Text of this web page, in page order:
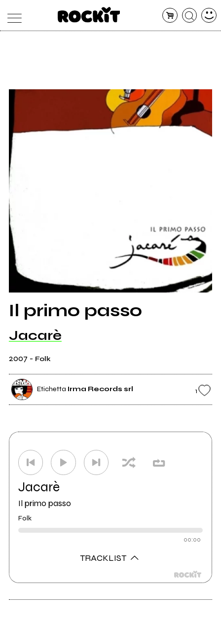
ARTISTI
CONCERTI
Il primo passo
Jacarè
2007 - Folk
Etichetta Irma Records srl 1
Jacarè
Il primo passo
Folk
00:00
TRACKLIST